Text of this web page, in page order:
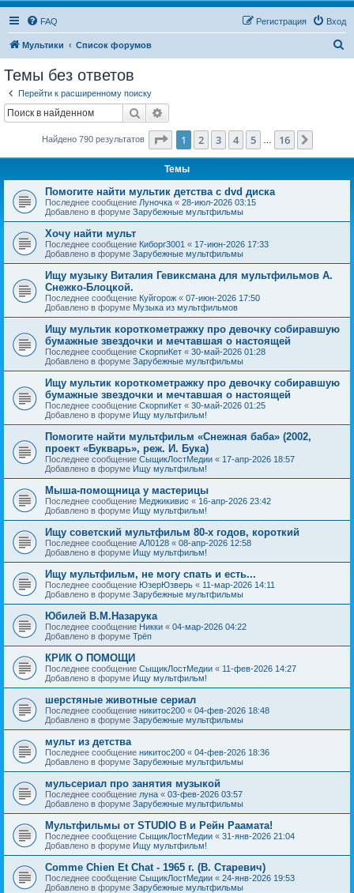
FAQ Вход
Регистрация
Мультики Список форумов
Темы без ответов
Перейти к расширенному поиску
Поиск
Найдено 790 результатов Страница из 16
1 2 3 4 5 16
Темы
Помогите найти мультик детства с dvd диска
Последнее сообщение Луночка « 28-июл-2026 03:15
Добавлено в форуме Зарубежные мультфильмы
Хочу найти мульт
Последнее сообщение Киборг3001 « 17-июн-2026 17:33
Добавлено в форуме Зарубежные мультфильмы
Ищу музыку Виталия Гевиксмана для мультфильмов А.
Снежко-Блоцкой.
Последнее сообщение Куйгорож « 07-июн-2026 17:50
Добавлено в форуме Музыка из мультфильмов
Ищу мультик короткометражку про девочку собиравшую
бумажные звездочки и мечтавшая о настоящей
Последнее сообщение СкорпиКет « 30-май-2026 01:28
Добавлено в форуме Зарубежные мультфильмы
Ищу мультик короткометражку про девочку собиравшую
бумажные звездочки и мечтавшая о настоящей
Последнее сообщение СкорпиКет « 30-май-2026 01:25
Добавлено в форуме Ищу мультфильм!
Помогите найти мультфильм «Снежная баба» (2002,
проект «Букварь», реж. И. Бука)
Последнее сообщение СыщикЛостМедии « 17-апр-2026 18:57
Добавлено в форуме Ищу мультфильм!
Мыша-помощница у мастерицы
Последнее сообщение Меджикивис « 16-апр-2026 23:42
Добавлено в форуме Ищу мультфильм!
Ищу советский мультфильм 80-х годов, короткий
Последнее сообщение АЛ0128 « 08-апр-2026 12:58
Добавлено в форуме Ищу мультфильм!
Ищу мультфильм, не могу спать и есть...
Последнее сообщение ЮзерЮзверь « 11-мар-2026 14:11
Добавлено в форуме Зарубежные мультфильмы
Юбилей В.М.Назарука
Последнее сообщение Никки « 04-мар-2026 04:22
Добавлено в форуме Трёп
КРИК О ПОМОЩИ
Последнее сообщение СыщикЛостМедии « 11-фев-2026 14:27
Добавлено в форуме Ищу мультфильм!
шерстяные животные сериал
Последнее сообщение никитос200 « 04-фев-2026 18:48
Добавлено в форуме Зарубежные мультфильмы
мульт из детства
Последнее сообщение никитос200 « 04-фев-2026 18:36
Добавлено в форуме Зарубежные мультфильмы
мульсериал про занятия музыкой
Последнее сообщение луна « 03-фев-2026 03:57
Добавлено в форуме Зарубежные мультфильмы
Мультфильмы от STUDIO B и Рейн Раамата!
Последнее сообщение СыщикЛостМедии « 31-янв-2026 21:04
Добавлено в форуме Ищу мультфильм!
Comme Chien Et Chat - 1965 г. (В. Старевич)
Последнее сообщение СыщикЛостМедии « 24-янв-2026 19:53
Добавлено в форуме Зарубежные мультфильмы